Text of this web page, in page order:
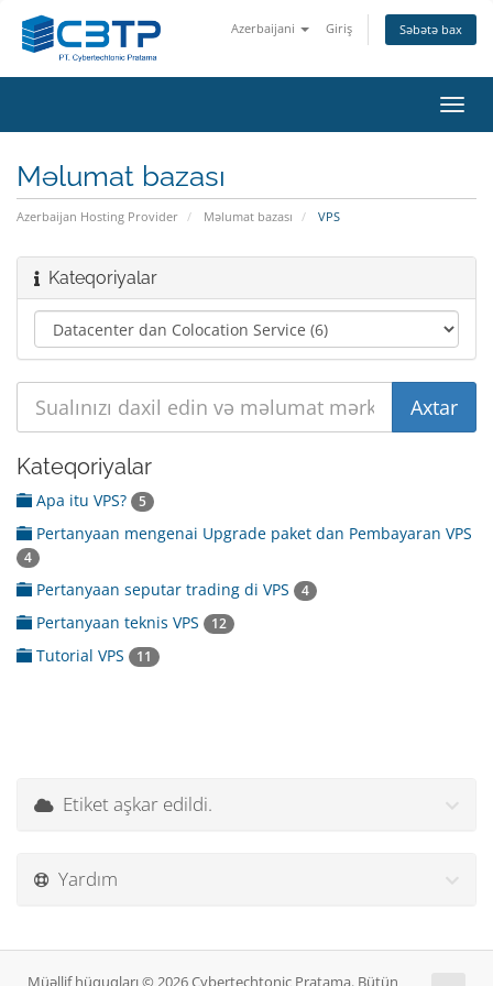
Azerbaijani Giriş Səbətə bax
keçid
Məlumat bazası
Azerbaijan Hosting Provider Məlumat bazası VPS
Kateqoriyalar
Kateqoriyalar
Apa itu VPS? 5
Pertanyaan mengenai Upgrade paket dan Pembayaran VPS
4
Pertanyaan seputar trading di VPS 4
Pertanyaan teknis VPS 12
Tutorial VPS 11
Etiket aşkar edildi.
Yardım
Müəllif hüquqları © 2026 Cybertechtonic Pratama. Bütün